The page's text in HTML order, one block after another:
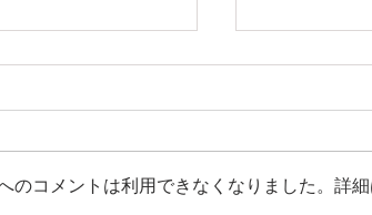
2026年 中３諸君◇6
のコメントは利用できなくなりました。詳